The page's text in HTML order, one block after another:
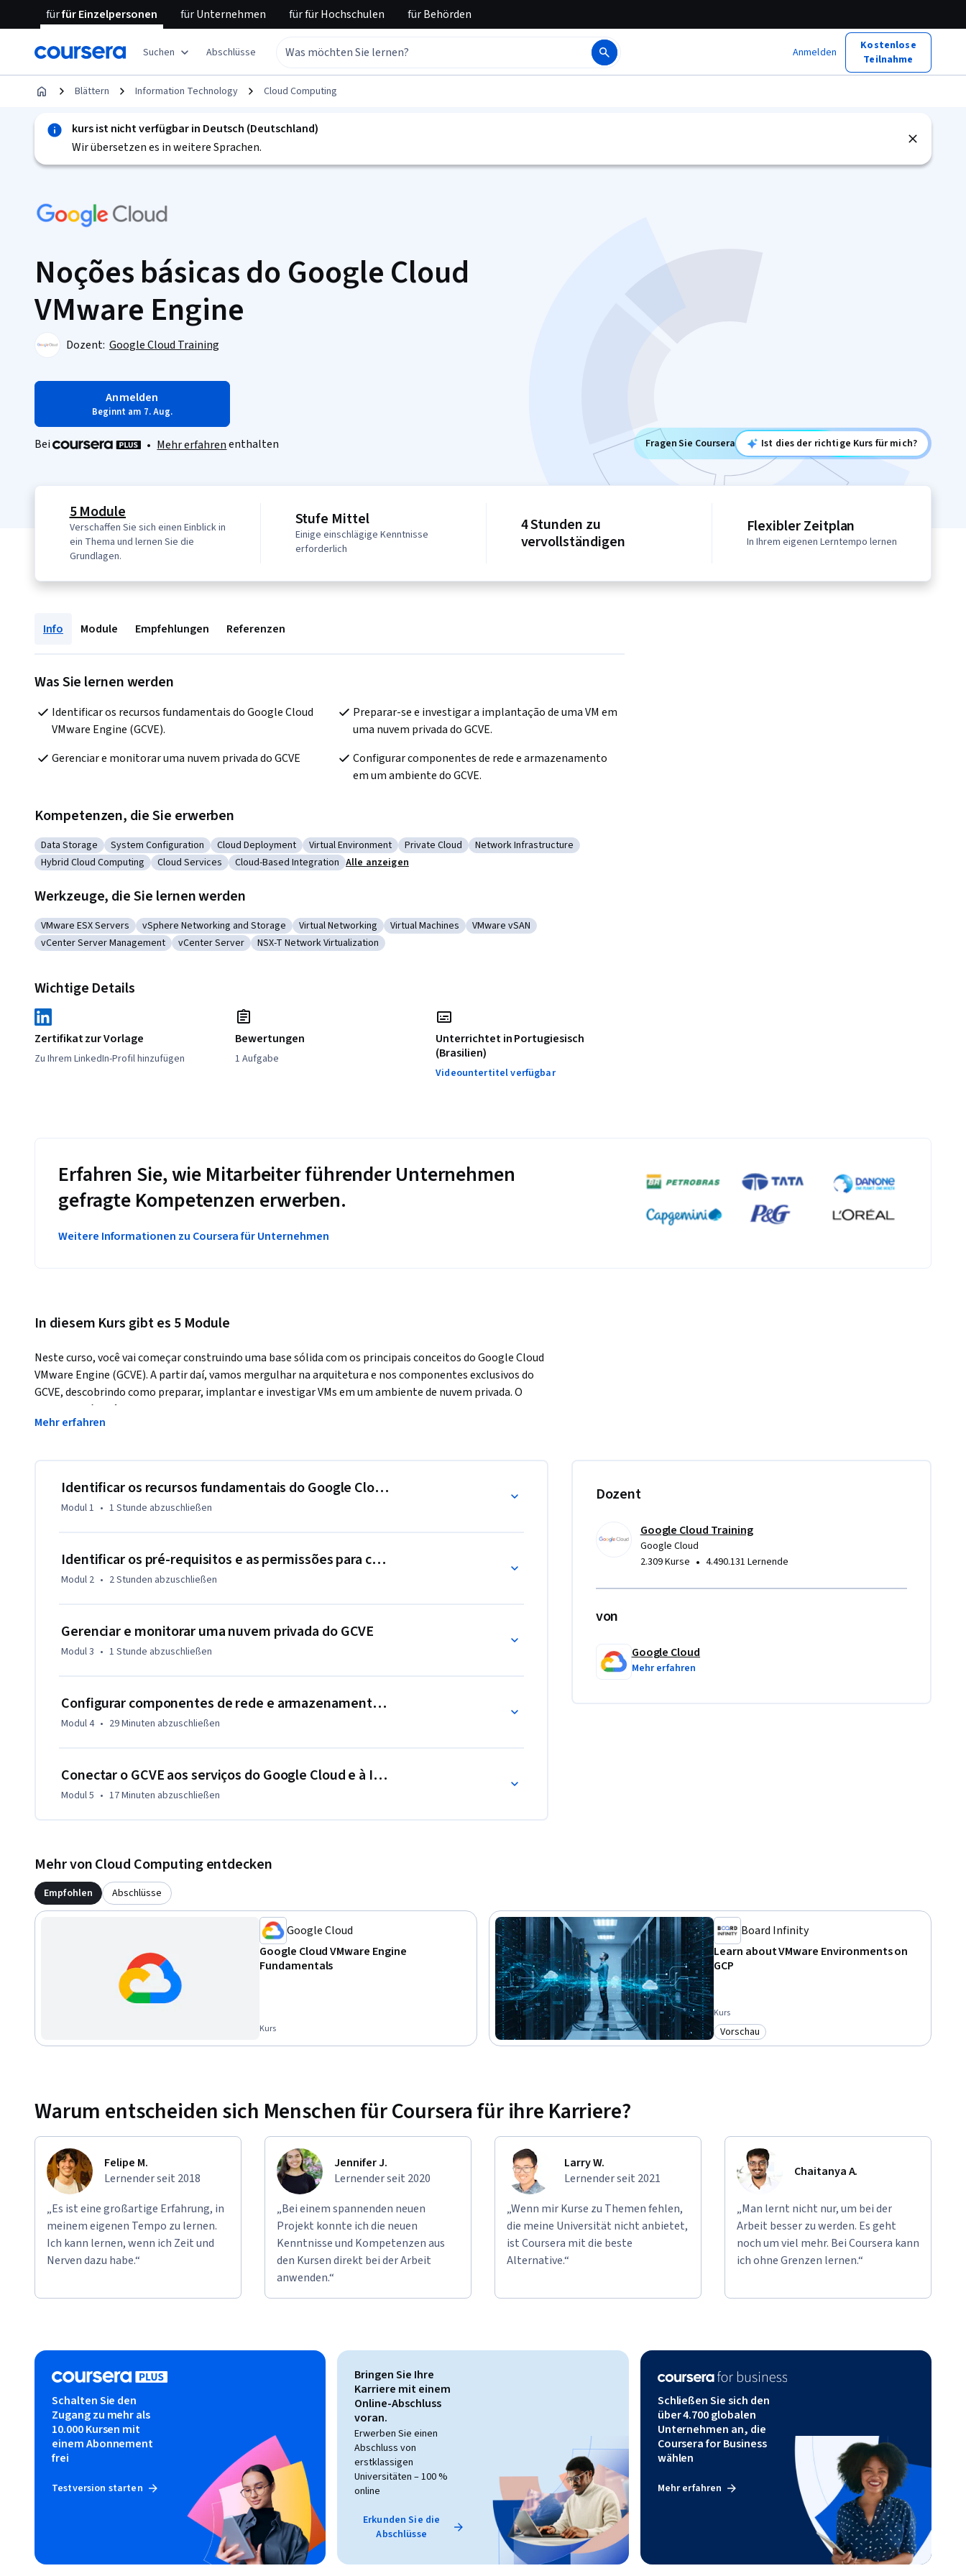
fürfür Einzelpersonen fürUnternehmen fürfür Hochschulen fürBehörden
Suchen Abschlüsse Anmelden
Kostenlose
Teilnahme
Blättern Information Technology Cloud Computing
kurs ist nicht verfügbar in Deutsch (Deutschland)
Wir übersetzen es in weitere Sprachen.
Noções básicas do Google Cloud
VMware Engine
Dozent: Google Cloud Training
Anmelden
Beginnt am 7. Aug.
Bei • Mehr erfahrenenthalten Fragen Sie Coursera Ist dies der richtige Kurs für mich?
5 Module
Verschaffen Sie sich einen Einblick in
ein Thema und lernen Sie die
Grundlagen.
Stufe Mittel
Einige einschlägige Kenntnisse
erforderlich
4 Stunden zu
vervollständigen
Flexibler Zeitplan
In Ihrem eigenen Lerntempo lernen
Info Module Empfehlungen Referenzen
Was Sie lernen werden
Identificar os recursos fundamentais do Google Cloud
VMware Engine (GCVE).
Preparar-se e investigar a implantação de uma VM em
uma nuvem privada do GCVE.
Gerenciar e monitorar uma nuvem privada do GCVE
Configurar componentes de rede e armazenamento
em um ambiente do GCVE.
Kompetenzen, die Sie erwerben
Kategorie: Data Storage
Data Storage Kategorie: System Configuration
System Configuration Kategorie: Cloud Deployment
Cloud Deployment Kategorie: Virtual Environment
Virtual Environment Kategorie: Private Cloud
Private Cloud Kategorie: Network Infrastructure
Network Infrastructure
Kategorie: Hybrid Cloud Computing
Hybrid Cloud Computing Kategorie: Cloud Services
Cloud Services Kategorie: Cloud-Based Integration
Cloud-Based Integration Alle anzeigen
Werkzeuge, die Sie lernen werden
Kategorie: VMware ESX Servers
VMware ESX Servers Kategorie: vSphere Networking and Storage
vSphere Networking and Storage Kategorie: Virtual Networking
Virtual Networking Kategorie: Virtual Machines
Virtual Machines Kategorie: VMware vSAN
VMware vSAN
Kategorie: vCenter Server Management
vCenter Server Management Kategorie: vCenter Server
vCenter Server Kategorie: NSX-T Network Virtualization
NSX-T Network Virtualization
Wichtige Details
Zertifikat zur Vorlage
Zu Ihrem LinkedIn-Profil hinzufügen
Bewertungen
1 Aufgabe
Unterrichtet in Portugiesisch
(Brasilien)
Videountertitel verfügbar
Erfahren Sie, wie Mitarbeiter führender Unternehmen
gefragte Kompetenzen erwerben.
Weitere Informationen zu Coursera für Unternehmen
In diesem Kurs gibt es 5 Module
Neste curso, você vai começar construindo uma base sólida com os principais conceitos do Google Cloud
VMware Engine (GCVE). A partir daí, vamos mergulhar na arquitetura e nos componentes exclusivos do
GCVE, descobrindo como preparar, implantar e investigar VMs em um ambiente de nuvem privada. O
curso guiará você pelo gerenciamento e monitoramento da sua nuvem privada, configurando
componentes de rede e armazenamento e conectando o GCVE ao ecossistema mais amplo dos serviços
Mehr erfahren
Identificar os recursos fundamentais do Google Cloud VMware Engine (GCVE)
Modul 1 • 1 Stunde abzuschließen
Identificar os pré-requisitos e as permissões para criar uma nuvem privada do GCVE
Modul 2 • 2 Stunden abzuschließen
Gerenciar e monitorar uma nuvem privada do GCVE
Modul 3 • 1 Stunde abzuschließen
Configurar componentes de rede e armazenamento em um ambiente do GCVE
Modul 4 • 29 Minuten abzuschließen
Conectar o GCVE aos serviços do Google Cloud e à Internet
Modul 5 • 17 Minuten abzuschließen
Dozent
Google Cloud Training
Google Cloud
2.309 Kurse • 4.490.131 Lernende
von
Google Cloud
Mehr erfahren
Mehr von Cloud Computing entdecken
Empfohlen Abschlüsse
Google Cloud
Google Cloud VMware Engine
Fundamentals
Kurs
Board Infinity
Learn about VMware Environments on
GCP
Kurs
Kategorie: Vorschau
Vorschau
Warum entscheiden sich Menschen für Coursera für ihre Karriere?
Felipe M.
Lernender seit 2018
„Es ist eine großartige Erfahrung, in
meinem eigenen Tempo zu lernen.
Ich kann lernen, wenn ich Zeit und
Nerven dazu habe.“
Jennifer J.
Lernender seit 2020
„Bei einem spannenden neuen
Projekt konnte ich die neuen
Kenntnisse und Kompetenzen aus
den Kursen direkt bei der Arbeit
anwenden.“
Larry W.
Lernender seit 2021
„Wenn mir Kurse zu Themen fehlen,
die meine Universität nicht anbietet,
ist Coursera mit die beste
Alternative.“
Chaitanya A.
„Man lernt nicht nur, um bei der
Arbeit besser zu werden. Es geht
noch um viel mehr. Bei Coursera kann
ich ohne Grenzen lernen.“
Schalten Sie den
Zugang zu mehr als
10.000 Kursen mit
einem Abonnement
frei
Testversion starten
Bringen Sie Ihre
Karriere mit einem
Online-Abschluss
voran.
Erwerben Sie einen
Abschluss von
erstklassigen
Universitäten – 100 %
online
Erkunden Sie die
Abschlüsse
Schließen Sie sich den
über 4.700 globalen
Unternehmen an, die
Coursera for Business
wählen
Mehr erfahren